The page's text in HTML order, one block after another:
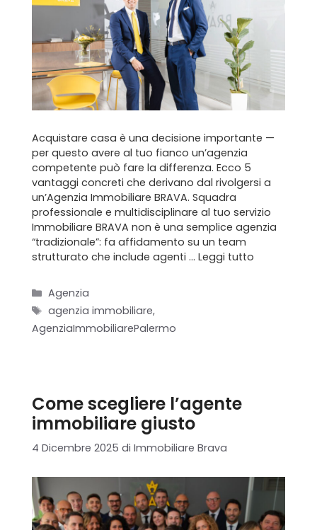
Home
Formula BRAVA
Servizi per i clienti
Servizi per gli agenti
I nostri immobili
Acquistare casa è una decisione importante —
per questo avere al tuo fianco un’agenzia
competente può fare la differenza. Ecco 5
vantaggi concreti che derivano dal rivolgersi a
un’Agenzia Immobiliare BRAVA. Squadra
professionale e multidisciplinare al tuo servizio
Immobiliare BRAVA non è una semplice agenzia
“tradizionale”: fa affidamento su un team
strutturato che include agenti … Leggi tutto
Categorie
Agenzia
Tag
agenzia immobiliare,
AgenziaImmobiliarePalermo
Come scegliere l’agente
immobiliare giusto
4 Dicembre 2025 di Immobiliare Brava